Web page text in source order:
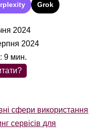
Grok
2024
2024
сфери використання
сервісів для
9 мин.